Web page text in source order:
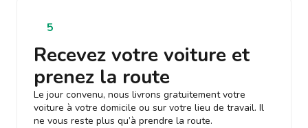
5
Recevez votre voiture et
prenez la route
Le jour convenu, nous livrons gratuitement votre
voiture à votre domicile ou sur votre lieu de travail. Il
ne vous reste plus qu’à prendre la route.